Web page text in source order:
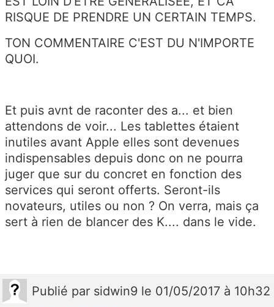
RISQUE DE PRENDRE UN CERTAIN TEMPS.
TON COMMENTAIRE C'EST DU N'IMPORTE
QUOI.
Et puis avnt de raconter des a... et bien
attendons de voir... Les tablettes étaient
inutiles avant Apple elles sont devenues
indispensables depuis donc on ne pourra
juger que sur du concret en fonction des
services qui seront offerts. Seront-ils
novateurs, utiles ou non ? On verra, mais ça
sert à rien de blancer des K.... dans le vide.
Publié par sidwin9 le 01/05/2017 à 10h32